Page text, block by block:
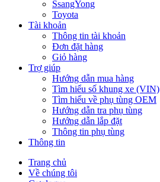
SsangYong
Toyota
Tài khoản
Thông tin tài khoản
Đơn đặt hàng
Giỏ hàng
Trợ giúp
Hướng dẫn mua hàng
Tìm hiểu số khung xe (VIN)
Tìm hiểu về phụ tùng OEM
Hướng dẫn tra phụ tùng
Hướng dẫn lắp đặt
Thông tin phụ tùng
Thông tin
Trang chủ
Về chúng tôi